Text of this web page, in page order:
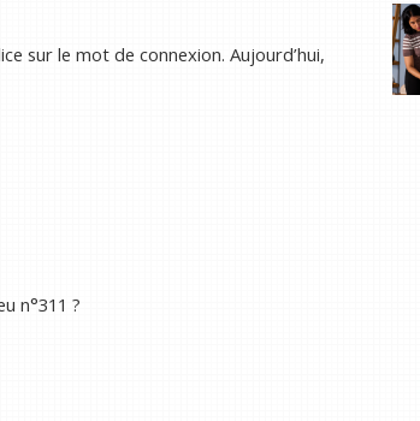
sur le mot de connexion. Aujourd’hui,
n°311 ?